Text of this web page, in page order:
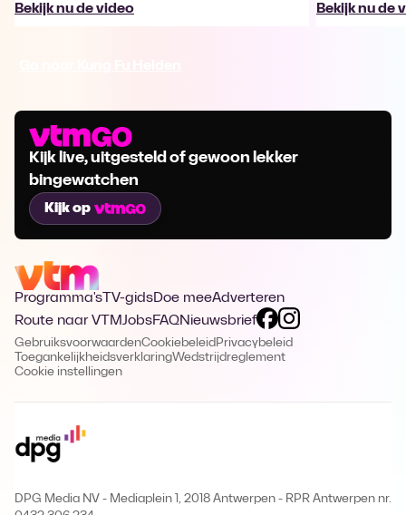
Bekijk nu de video Bekijk nu de
Kijk live, uitgesteld of gewoon lekker
bingewatchen
Kijk op
Programma's TV-gidsDoe meeAdverteren
Route naar VTMJobsFAQNieuwsbrief
GebruiksvoorwaardenCookiebeleid Privacybeleid
ToegankelijkheidsverklaringWedstrijdreglement
Cookie instellingen
DPG Media NV - Mediaplein 1, 2018 Antwerpen - RPR Antwerpen nr.